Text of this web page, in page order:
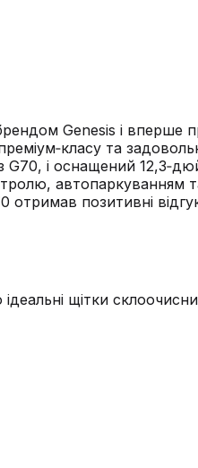
Genesis і вперше
та
з G70, і оснащений
автопаркуванням
отримав позитивні
щітки